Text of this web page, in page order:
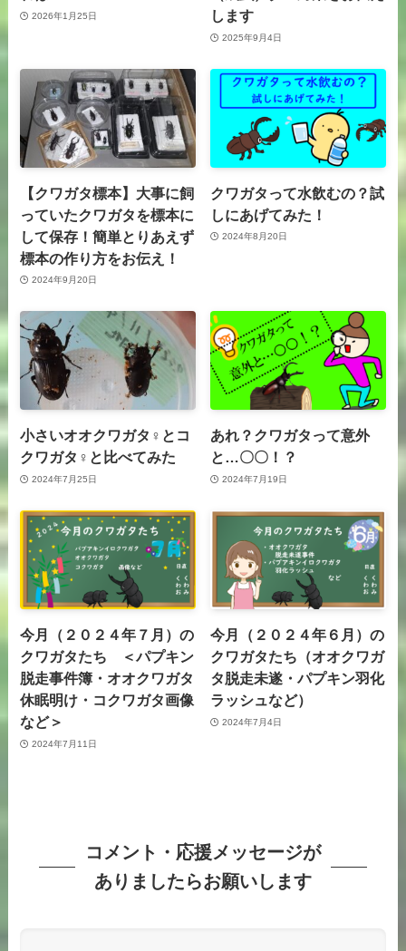
2026年1月25日
します
2025年9月4日
【クワガタ標本】大事に飼
っていたクワガタを標本に
して保存！簡単とりあえず
標本の作り方をお伝え！
2024年9月20日
クワガタって水飲むの？試
しにあげてみた！
2024年8月20日
小さいオオクワガタ♀とコ
クワガタ♀と比べてみた
2024年7月25日
あれ？クワガタって意外
と…〇〇！？
2024年7月19日
今月（２０２４年７月）の
クワガタたち ＜パプキン
脱走事件簿・オオクワガタ
休眠明け・コクワガタ画像
など＞
2024年7月11日
今月（２０２４年６月）の
クワガタたち（オオクワガ
タ脱走未遂・パプキン羽化
ラッシュなど）
2024年7月4日
コメント・応援メッセージが
ありましたらお願いします